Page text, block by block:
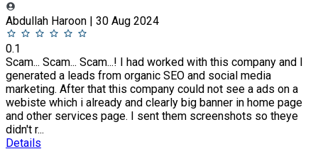
Abdullah Haroon | 30 Aug 2024
0.1
Scam... Scam... Scam...! I had worked with this company and I
generated a leads from organic SEO and social media
marketing. After that this company could not see a ads on a
webiste which i already and clearly big banner in home page
and other services page. I sent them screenshots so theye
didn't r...
Details